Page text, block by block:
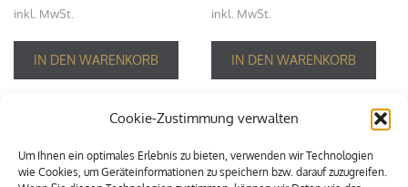
Cookie-Zustimmung verwalten
Um Ihnen ein optimales Erlebnis zu bieten, verwenden wir Technologien
wie Cookies, um Geräteinformationen zu speichern bzw. darauf zuzugreifen.
inkl. MwSt.
IN DEN WARENKORB
inkl. MwSt.
IN DEN WARENKORB